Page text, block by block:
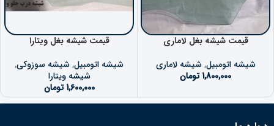
قیمت شیشه بغل لاماری
شیشه اتومبیل,شیشه لاماری
1,800,000 تومان
قیمت شیشه بغل ویتارا
شیشه اتومبیل,شیشه سوزوکی,
شیشه ویتارا
1,600,000 تومان